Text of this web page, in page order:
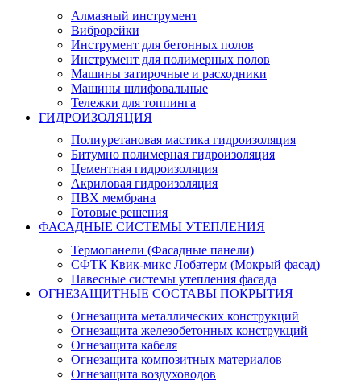
Алмазный инструмент
Виброрейки
Инструмент для бетонных полов
Инструмент для полимерных полов
Машины затирочные и расходники
Машины шлифовальные
Тележки для топпинга
ГИДРОИЗОЛЯЦИЯ
Полиуретановая мастика гидроизоляция
Битумно полимерная гидроизоляция
Цементная гидроизоляция
Акриловая гидроизоляция
ПВХ мембрана
Готовые решения
ФАСАДНЫЕ СИСТЕМЫ УТЕПЛЕНИЯ
Термопанели (Фасадные панели)
СФТК Квик-микс Лобатерм (Мокрый фасад)
Навесные системы утепления фасада
ОГНЕЗАЩИТНЫЕ СОСТАВЫ ПОКРЫТИЯ
Огнезащита металлических конструкций
Огнезащита железобетонных конструкций
Огнезащита кабеля
Огнезащита композитных материалов
Огнезащита воздуховодов